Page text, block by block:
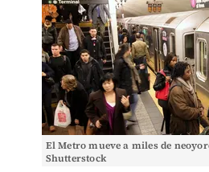
El Metro mueve a miles de
Shutterstock